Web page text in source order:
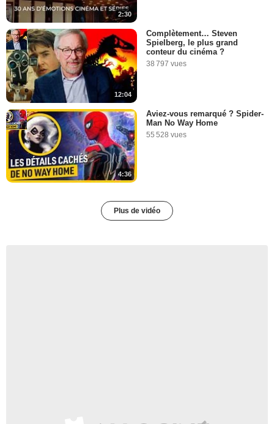
2:30
12:04
Complètement… Steven
Spielberg, le plus grand
conteur du cinéma ?
38 797 vues
4:36
Aviez-vous remarqué ? Spider-
Man No Way Home
55 528 vues
Plus de vidéo